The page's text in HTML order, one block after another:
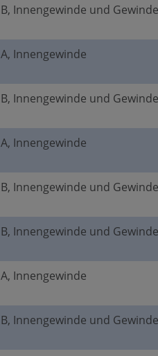
B, Innengewinde und
A, Innengewinde
B, Innengewinde und
A, Innengewinde
B, Innengewinde und
B, Innengewinde und
A, Innengewinde
B, Innengewinde und